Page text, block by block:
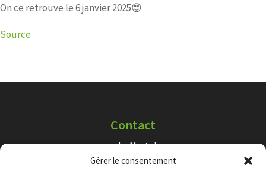
Gérer le consentement
On ce retrouve le 6 janvier 2025😍
Source
Contact
Le Martel
29410 Loc-Eguiner-Saint-Thégonnec